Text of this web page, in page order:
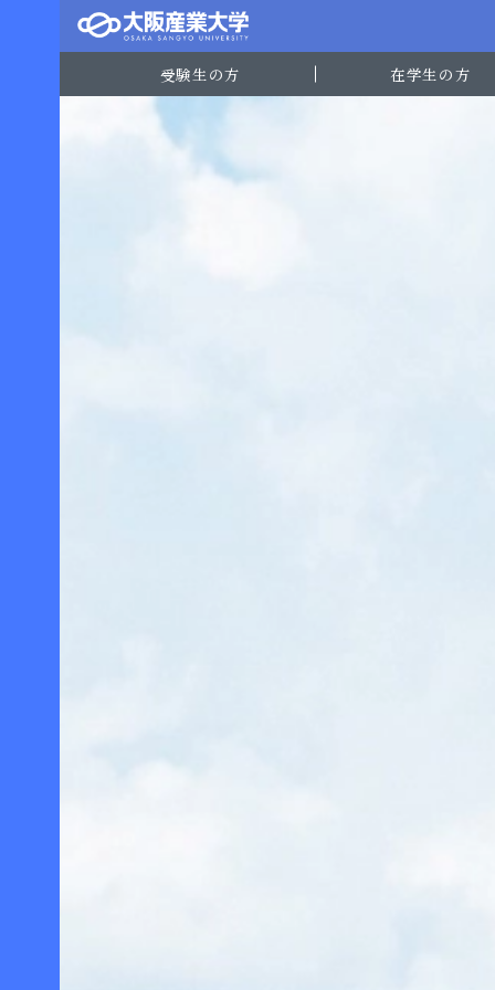
受験生の方 在学生の方